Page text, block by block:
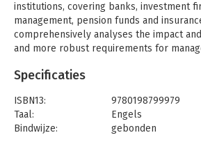
institutions, covering banks, investment
management, pension funds and
comprehensively analyses the impact
and more robust requirements for
other regulation such as MAR (Market
Thematically grouped chapters provide
the main areas of change and interest in
regulation, models, systemic risk, culture
Specificaties
ISBN13:
9780198799979
Taal:
Engels
Bindwijze:
gebonden